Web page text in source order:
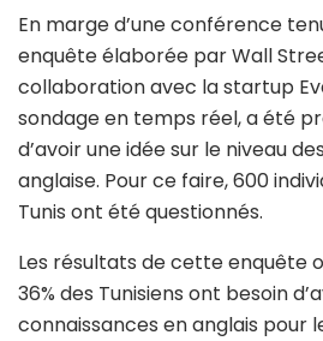
En marge d’une conférence
enquête élaborée par Wall
collaboration avec la startup
sondage en temps réel, a été
d’avoir une idée sur le niveau
anglaise. Pour ce faire, 600
Tunis ont été questionnés.
Les résultats de cette enquête
36% des Tunisiens ont besoin
connaissances en anglais pour